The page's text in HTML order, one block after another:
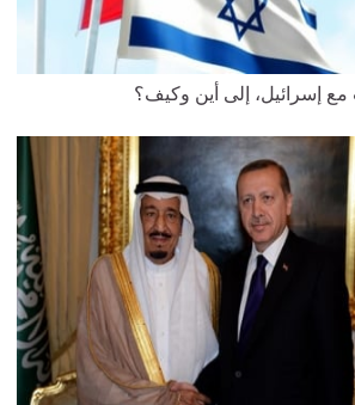
مع إسرائيل، إلى أين وكيف؟